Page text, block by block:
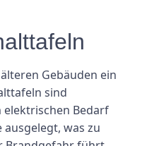
Gebäuden ein
sind
Bedarf
was zu